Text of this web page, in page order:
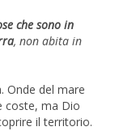
che sono in
, non abita in
Onde del mare
coste, ma Dio
il territorio.